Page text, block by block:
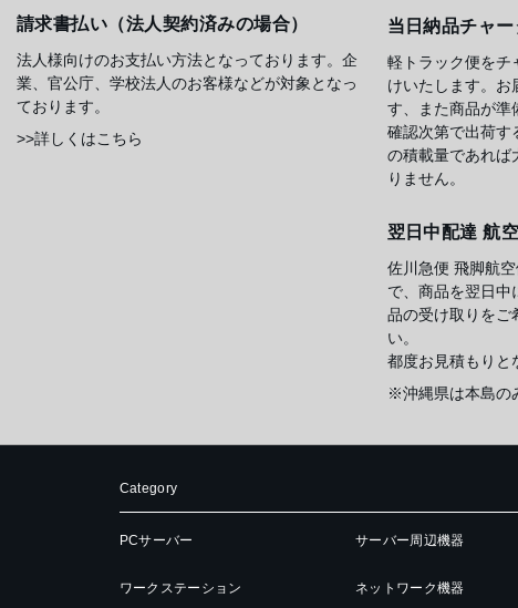
請求書払い（法人契約済みの場合）
法人様向けのお支払い方法となっております。企
業、官公庁、学校法人のお客様などが対象となっ
ております。
>>詳しくはこちら
当日納品チャ
軽トラック便をチ
けいたします。お
す、また商品が準
確認次第で出荷す
の積載量であれば
りません。
翌日中配達 航
佐川急便 飛脚航
で、商品を翌日中
品の受け取りをご
い。
都度お見積もりと
※沖縄県は本島の
Category
PCサーバー
ワークステーション
サーバー周辺機器
ネットワーク機器